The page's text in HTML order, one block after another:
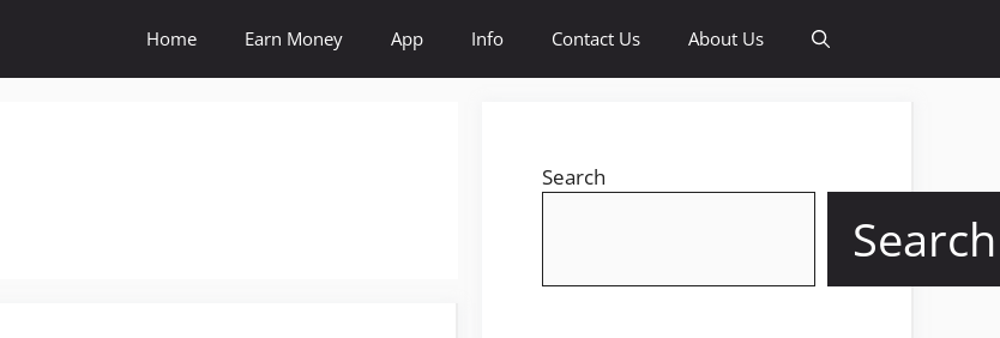
Home Earn Money App Info Contact Us About Us
Search
Search